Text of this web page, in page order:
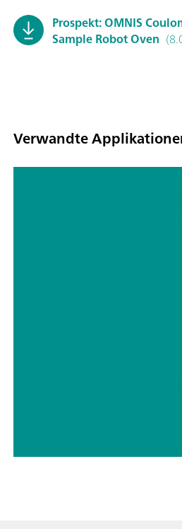
Prospekt: OMNIS
Sample Robot Oven
Verwandte